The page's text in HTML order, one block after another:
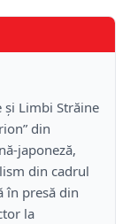
și Limbi Străine
din
japoneză,
din cadrul
în presă din
la